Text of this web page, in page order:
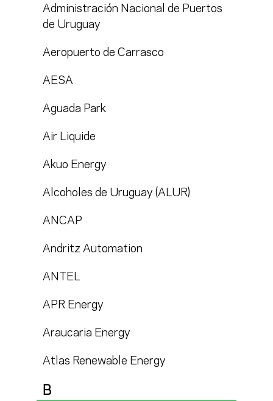
Administración Nacional de Puertos
de Uruguay
Aeropuerto de Carrasco
AESA
Aguada Park
Air Liquide
Akuo Energy
Alcoholes de Uruguay (ALUR)
ANCAP
Andritz Automation
ANTEL
APR Energy
Araucaria Energy
Atlas Renewable Energy
B